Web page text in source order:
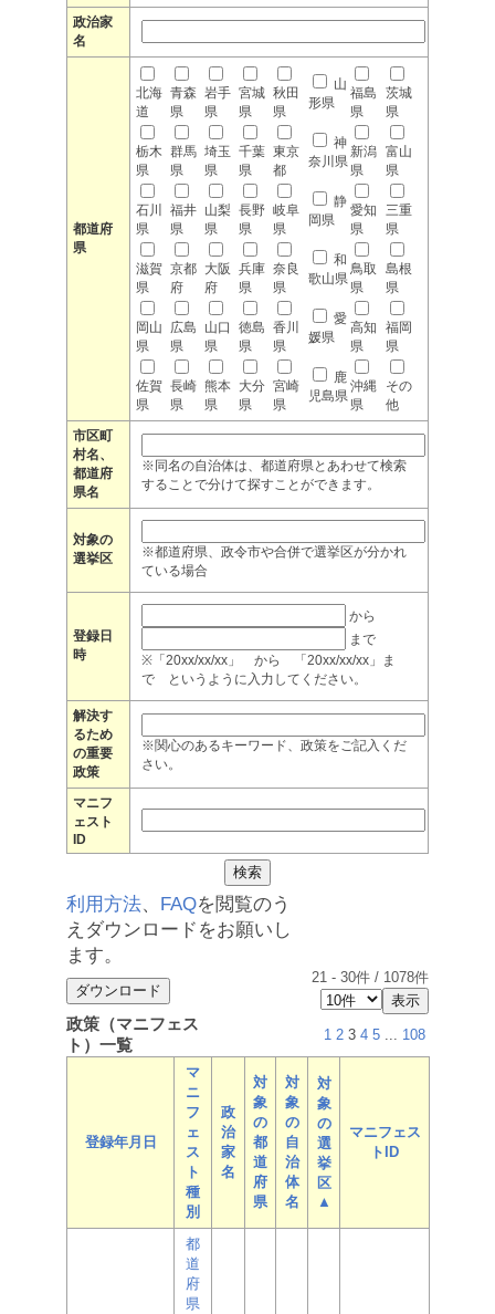
政治家
名
都道府
県
北海
道
青森
県
岩手
県
宮城
県
秋田
県
山
形県
福島
県
茨城
県
栃木
県
群馬
県
埼玉
県
千葉
県
東京
都
神
奈川県
新潟
県
富山
県
石川
県
福井
県
山梨
県
長野
県
岐阜
県
静
岡県
愛知
県
三重
県
滋賀
県
京都
府
大阪
府
兵庫
県
奈良
県
和
歌山県
鳥取
県
島根
県
岡山
県
広島
県
山口
県
徳島
県
香川
県
愛
媛県
高知
県
福岡
県
佐賀
県
長崎
県
熊本
県
大分
県
宮崎
県
鹿
児島県
沖縄
県
その
他
市区町
村名、
都道府
県名
※同名の自治体は、都道府県とあわせて検索
することで分けて探すことができます。
対象の
選挙区
※都道府県、政令市や合併で選挙区が分かれ
ている場合
登録日
時
から
まで
※「20xx/xx/xx」 から 「20xx/xx/xx」ま
で というように入力してください。
解決す
るため
の重要
政策
※関心のあるキーワード、政策をご記入くだ
さい。
マニフ
ェスト
ID
利用方法、 FAQを閲覧のう
えダウンロードをお願いし
ます。
21 - 30件 / 1078件
政策（マニフェス
ト）一覧
1 2 3 4 5 ... 108
登録年月日
マ
ニ
フ
ェ
ス
ト
種
別
政
治
家
名
対
象
の
都
道
府
県
対
象
の
自
治
体
名
対
象
の
選
挙
区
▲
マニフェス
トID
都
道
府
県